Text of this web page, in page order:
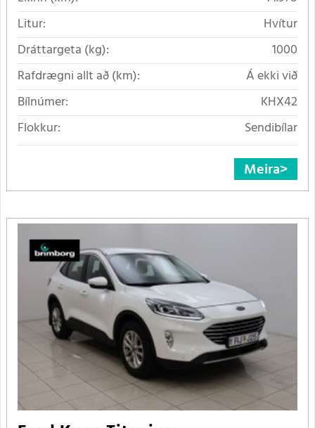
Litur:
Hvítur
Dráttargeta (kg):
1000
Rafdrægni allt að (km):
Á ekki við
Bílnúmer:
KHX42
Flokkur:
Sendibílar
Meira